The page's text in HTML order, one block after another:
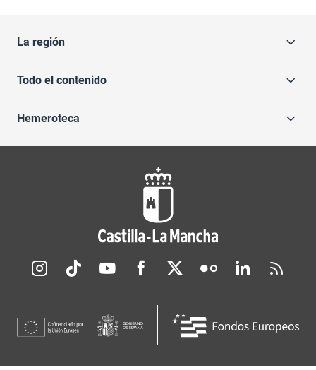
La región
Todo el contenido
Hemeroteca
Redes sociales JCCM